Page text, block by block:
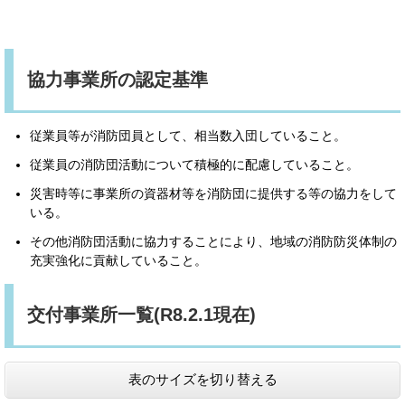
協力事業所の認定基準
従業員等が消防団員として、相当数入団していること。
従業員の消防団活動について積極的に配慮していること。
災害時等に事業所の資器材等を消防団に提供する等の協力をして
いる。
その他消防団活動に協力することにより、地域の消防防災体制の
充実強化に貢献していること。
交付事業所一覧(R8.2.1現在)
表のサイズを切り替える